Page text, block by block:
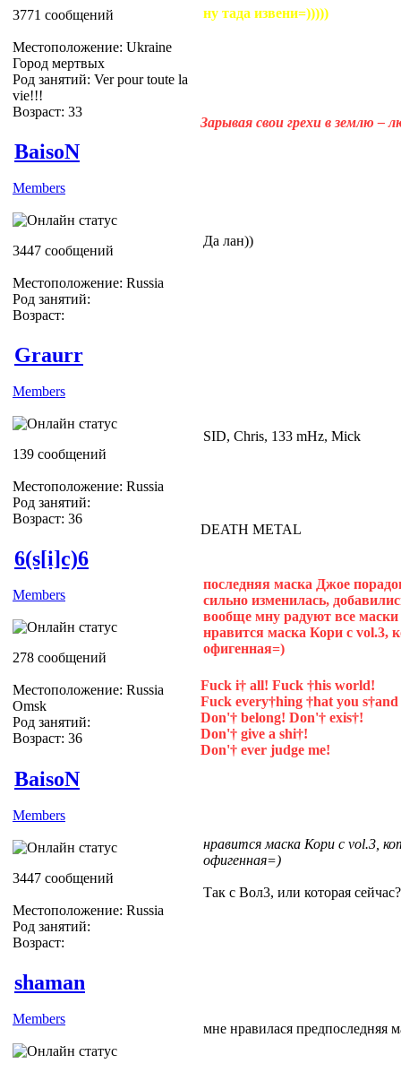
3771 сообщений
Местоположение: Ukraine
Город мертвых
Род занятий: Ver pour toute la
vie!!!
Возраст: 33
ну тада извени=)))))
Зарывая свои грехи в землю –
BaisoN
Members
3447 сообщений
Местоположение: Russia
Род занятий:
Возраст:
Да лан))
Graurr
Members
139 сообщений
Местоположение: Russia
Род занятий:
Возраст: 36
SID, Chris, 133 mHz, Mick
DEATH METAL
6(s[i]c)6
Members
278 сообщений
Местоположение: Russia
Omsk
Род занятий:
Возраст: 36
последняя маска Джое
сильно изменилась,
вообще мну радуют все
нравится маска Кори с vol.3,
офигенная=)
Fuck i† all! Fuck †his world!
Fuck every†hing †hat you
Don'† belong! Don'† exis†!
Don'† give a shi†!
Don'† ever judge me!
BaisoN
Members
3447 сообщений
Местоположение: Russia
Род занятий:
Возраст:
нравится маска Кори с vol.3,
офигенная=)
Так с Вол3, или которая сейчас?
shaman
Members
мне нравилася предпоследняя